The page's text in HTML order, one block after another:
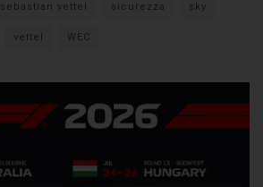
sebastian vettel sicurezza sky
vettel WEC